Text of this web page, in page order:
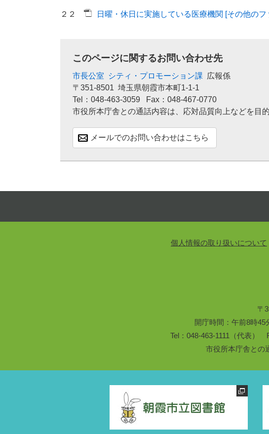
２２ 日曜・休日に実施している医療機関 [その他の
このページに関するお問い合わせ先
市長公室 シティ・プロモーション課
広報係
〒351-8501 埼玉県朝霞市本町1-1-1
Tel：048-463-3059
Fax：048-467-0770
市役所本庁舎との通話内容は、応対品質向上などを目
メールでのお問い合わせはこちら
個人情報の取り扱いについて
〒
開庁時間：午前8時45
Tel：048-463-1111（代表）
市役所本庁舎との